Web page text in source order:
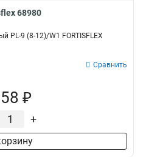
68980
PL-9 (8-12)/W1 FORTISFLEX
Сравнить
₽
+